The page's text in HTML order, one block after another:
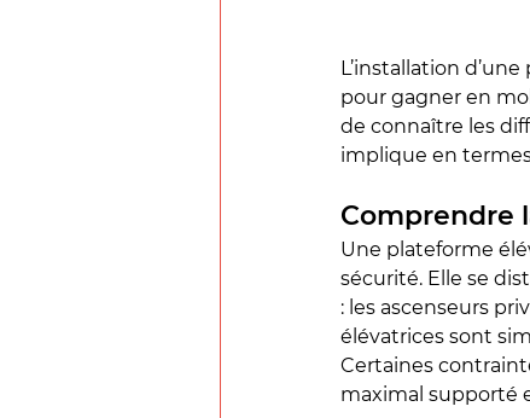
L’installation
pour gagner en
de connaître les
implique en
Comprendre
Une plateforme
sécurité. Elle se
: les ascenseurs
élévatrices sont
Certaines
maximal supporté